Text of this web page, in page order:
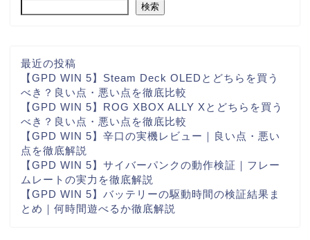
検索
最近の投稿
【GPD WIN 5】Steam Deck OLEDとどちらを買う
べき？良い点・悪い点を徹底比較
【GPD WIN 5】ROG XBOX ALLY Xとどちらを買う
べき？良い点・悪い点を徹底比較
【GPD WIN 5】辛口の実機レビュー｜良い点・悪い
点を徹底解説
【GPD WIN 5】サイバーパンクの動作検証｜フレー
ムレートの実力を徹底解説
【GPD WIN 5】バッテリーの駆動時間の検証結果ま
とめ｜何時間遊べるか徹底解説